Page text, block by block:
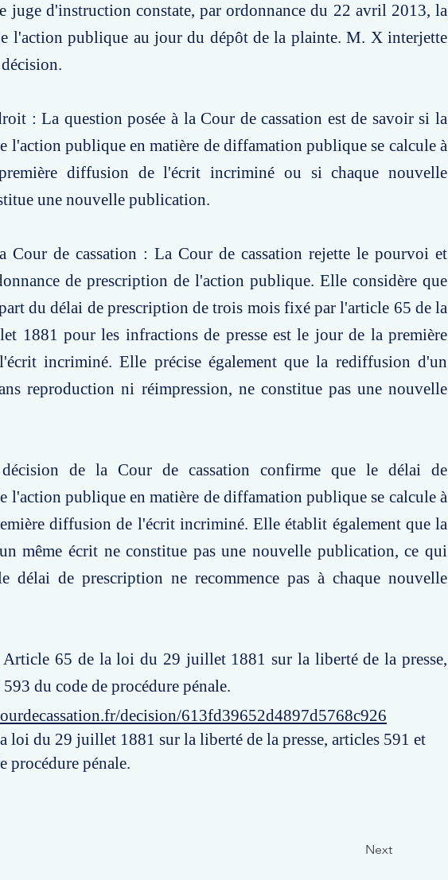
juge d'instruction constate, par ordonnance du 22 avril 2013, la
l'action publique au jour du dépôt de la plainte. M. X interjette
: La question posée à la Cour de cassation est de savoir si la
l'action publique en matière de diffamation publique se calcule à
diffusion de l'écrit incriminé ou si chaque nouvelle
une nouvelle publication.
Cour de cassation : La Cour de cassation rejette le pourvoi et
de prescription de l'action publique. Elle considère que
du délai de prescription de trois mois fixé par l'article 65 de la
1881 pour les infractions de presse est le jour de la première
incriminé. Elle précise également que la rediffusion d'un
reproduction ni réimpression, ne constitue pas une nouvelle
de la Cour de cassation confirme que le délai de
l'action publique en matière de diffamation publique se calcule à
diffusion de l'écrit incriminé. Elle établit également que la
même écrit ne constitue pas une nouvelle publication, ce qui
délai de prescription ne recommence pas à chaque nouvelle
Article 65 de la loi du 29 juillet 1881 sur la liberté de la presse,
du code de procédure pénale.
decision/613fd39652d4897d5768c926
loi du 29 juillet 1881 sur la liberté de la presse, articles 591 et
procédure pénale.
Next